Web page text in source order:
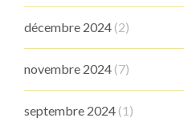
décembre 2024 (2)
novembre 2024 (7)
septembre 2024 (1)